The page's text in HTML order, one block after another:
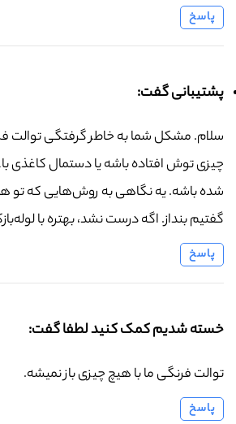
پاسخ
پشتیبانی گفت:
سلام. مشکل شما به خاطر گرفتگی توالت
چیزی توش افتاده باشه یا دستمال کاغذی
شده باشه. یه نگاهی به روش‌هایی که تو
گفتیم بنداز. اگه درست نشد، بهتره با
پاسخ
خسته شدیم کمک کنید لطفا گفت:
توالت فرنگی ما با هیچ چیزی باز نمیشه.
پاسخ